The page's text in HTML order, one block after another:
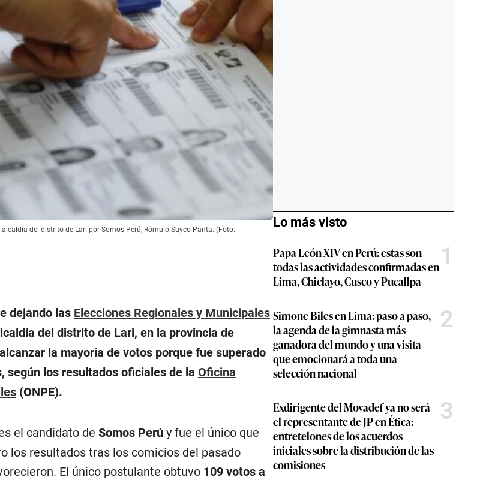
del distrito de Lari por Somos Perú, Rómulo Suyco Panta. (Foto:
dejando las Elecciones Regionales y Municipales
del distrito de Lari, en la provincia de
la mayoría de votos porque fue superado
según los resultados oficiales de la Oficina
(ONPE).
el candidato de Somos Perúy fue el único que
los resultados tras los comicios del pasado
El único postulante obtuvo 109 votos a
Lo más visto
Papa León XIV en Perú: estas son
todas las actividades confirmadas en
Lima, Chiclayo, Cusco y Pucallpa
1
Simone Biles en Lima: paso a paso,
la agenda de la gimnasta más
ganadora del mundo y una visita
que emocionará a toda una
selección nacional
2
Exdirigente del Movadef ya no será
el representante de JP en Ética:
entretelones de los acuerdos
iniciales sobre la distribución de las
comisiones
3